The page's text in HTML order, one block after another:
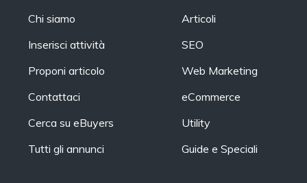
Chi siamo
Inserisci attività
Proponi articolo
Contattaci
Cerca su eBuyers
Tutti gli annunci
Articoli
SEO
Web Marketing
eCommerce
Utility
Guide e Speciali